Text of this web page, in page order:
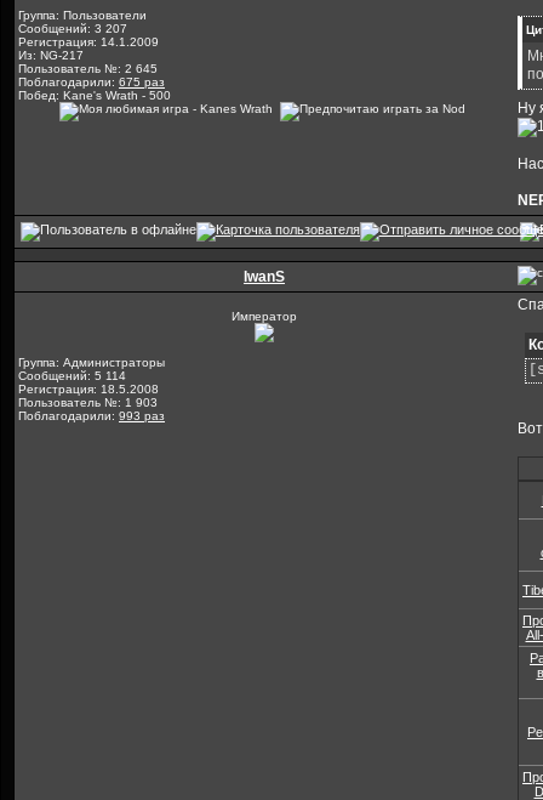
Группа: Пользователи
Сообщений: 3 207
Регистрация: 14.1.2009
Из: NG-217
Пользователь №: 2 645
Поблагодарили: 675 раз
Побед: Kane's Wrath - 500
Ну
IwanS
Император
Группа: Администраторы
Сообщений: 5 114
Регистрация: 18.5.2008
Пользователь №: 1 903
Поблагодарили: 993 раз